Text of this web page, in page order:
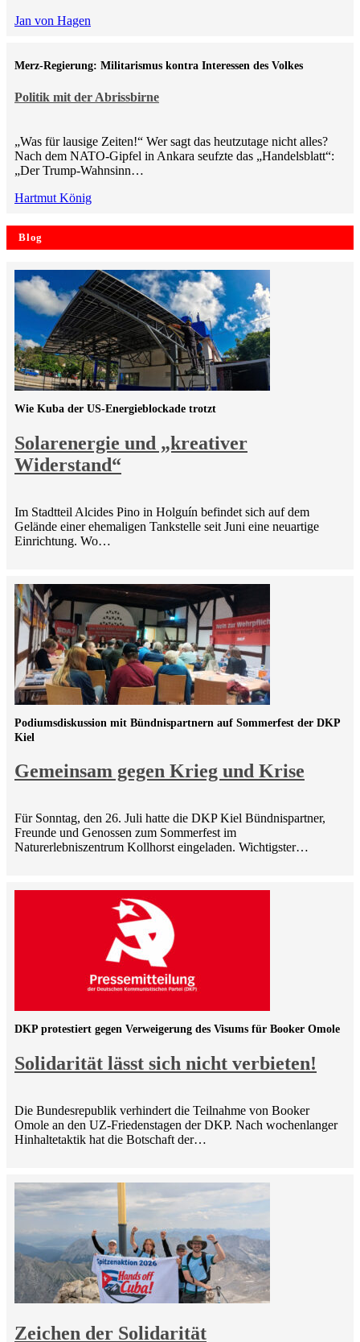
Jan von Hagen
Politik mit der Abrissbirne
Merz-Regierung: Militarismus kontra Inte­ressen des Volkes
„Was für lausige Zeiten!“ Wer sagt das heutzutage nicht alles?
Nach dem NATO-Gipfel in Ankara seufzte das „Handelsblatt“:
„Der Trump-Wahnsinn…
Hartmut König
Blog
Solarenergie und „kreativer
Widerstand“
Wie Kuba der US-Energieblockade trotzt
Im Stadtteil Alcides Pino in Holguín befindet sich auf dem
Gelände einer ehemaligen Tankstelle seit Juni eine neuartige
Einrichtung. Wo…
Gemeinsam gegen Krieg und Krise
Podiumsdiskussion mit Bündnispartnern auf Sommerfest der DKP
Kiel
Für Sonntag, den 26. Juli hatte die DKP Kiel Bündnispartner,
Freunde und Genossen zum Sommerfest im
Naturerlebniszentrum Kollhorst eingeladen. Wichtigster…
Solidarität lässt sich nicht verbieten!
DKP protestiert gegen Verweigerung des Visums für Booker Omole
Die Bundesrepublik verhindert die Teilnahme von Booker
Omole an den UZ-Friedenstagen der DKP. Nach wochenlanger
Hinhaltetaktik hat die Botschaft der…
Zeichen der Solidarität